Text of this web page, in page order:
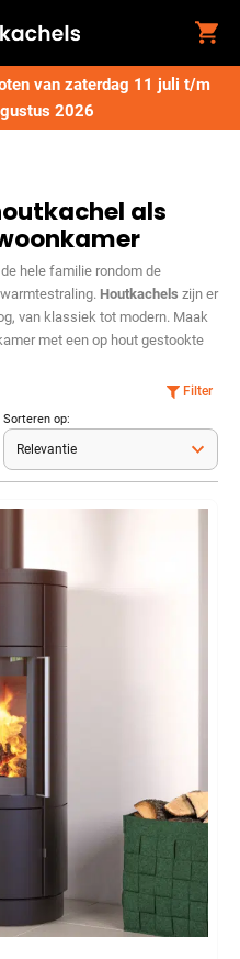
van zaterdag 11 juli t/m
2026
als
hele familie rondom de
Houtkachels zijn er
van klassiek tot modern. Maak
met een op hout gestookte
Filter
Sorteren op: